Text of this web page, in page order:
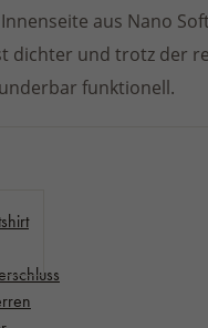
aus Nano
dichter und trotz der
funktionell.